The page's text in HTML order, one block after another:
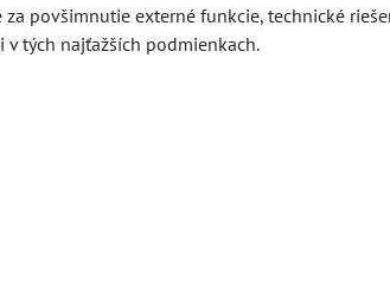
povšimnutie externé funkcie, technické
v tých najťažších podmienkach.